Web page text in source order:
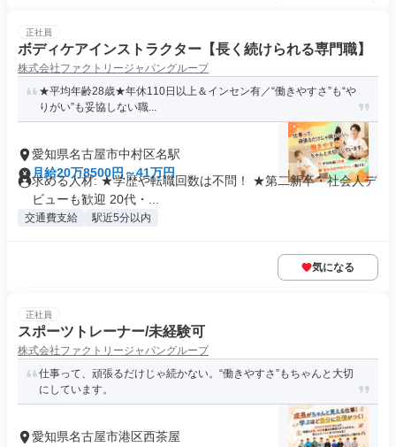
正社員
ボディケアインストラクター【長く続けられる専門職】
株式会社ファクトリージャパングループ
★平均年齢28歳★年休110日以上＆インセン有／“働きやすさ”も“や
りがい”も妥協しない職...
愛知県名古屋市中村区名駅
月給20万8500円～41万円
求める人材: ★学歴や転職回数は不問！ ★第二新卒・社会人デ
ビューも歓迎 20代・...
交通費支給 駅近5分以内
気になる
正社員
スポーツトレーナー/未経験可
株式会社ファクトリージャパングループ
仕事って、頑張るだけじゃ続かない。“働きやすさ”もちゃんと大切
にしています。
愛知県名古屋市港区西茶屋